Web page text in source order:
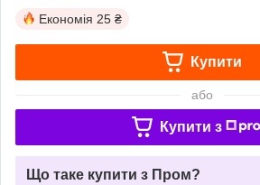
Економія 25 ₴
Купити
або
Купити з
Що таке купити з Пром?